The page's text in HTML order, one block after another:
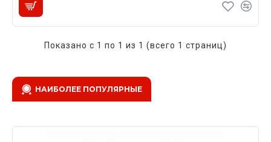
Показано с 1 по 1 из 1 (всего 1 страниц)
НАИБОЛЕЕ ПОПУЛЯРНЫЕ